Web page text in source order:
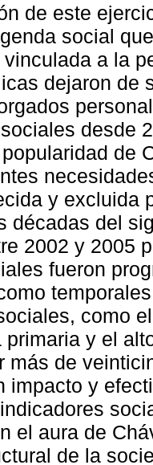
de este
social
a la
dejaron de
desde
de
y excluida
décadas del
2002 y 2005
fueron
como
primaria y el
más de
impacto y
el aura de
de la